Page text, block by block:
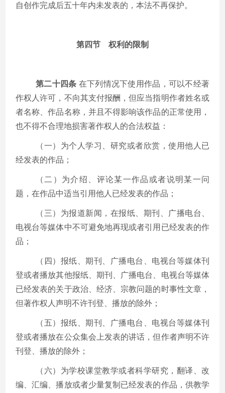
自创作完成后五十年内未发表的，本法不再保护。
第四节 权利的限制
第二十四条 在下列情况下使用作品，可以不经著
作权人许可，不向其支付报酬，但应当指明作者姓名或
者名称、作品名称，并且不得影响该作品的正常使用，
也不得不合理地损害著作权人的合法权益：
（一）为个人学习、研究或者欣赏，使用他人已
经发表的作品；
（二）为介绍、评论某一作品或者说明某一问
题，在作品中适当引用他人已经发表的作品；
（三）为报道新闻，在报纸、期刊、广播电台、
电视台等媒体中不可避免地再现或者引用已经发表的作
品；
（四）报纸、期刊、广播电台、电视台等媒体刊
登或者播放其他报纸、期刊、广播电台、电视台等媒体
已经发表的关于政治、经济、宗教问题的时事性文章，
但著作权人声明不许刊登、播放的除外；
（五）报纸、期刊、广播电台、电视台等媒体刊
登或者播放在公众集会上发表的讲话，但作者声明不许
刊登、播放的除外；
（六）为学校课堂教学或者科学研究，翻译、改
编、汇编、播放或者少量复制已经发表的作品，供教学